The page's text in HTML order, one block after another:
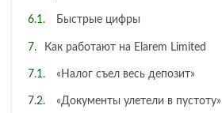
Быстрые цифры
Как работают на Elarem Limited
«Налог съел весь депозит»
«Документы улетели в пустоту»